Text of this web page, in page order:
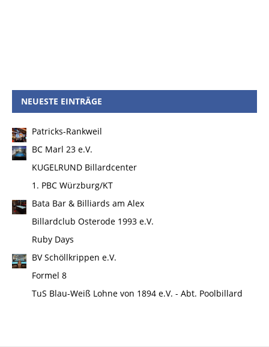
NEUESTE EINTRÄGE
Patricks-Rankweil
BC Marl 23 e.V.
KUGELRUND Billardcenter
1. PBC Würzburg/KT
Bata Bar & Billiards am Alex
Billardclub Osterode 1993 e.V.
Ruby Days
BV Schöllkrippen e.V.
Formel 8
TuS Blau-Weiß Lohne von 1894 e.V. - Abt. Poolbillard